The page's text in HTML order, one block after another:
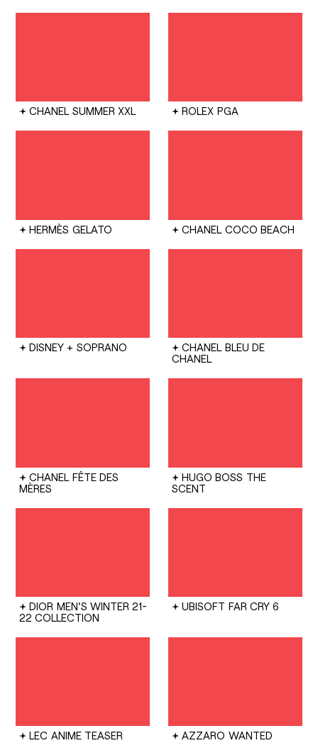
CHANEL SUMMER XXL ROLEX PGA
HERMÈS GELATO CHANEL COCO BEACH
DISNEY + SOPRANO CHANEL BLEU DE
CHANEL
CHANEL FÊTE DES
MÈRES
HUGO BOSS THE
SCENT
DIOR MEN'S WINTER 21-
22 COLLECTION
UBISOFT FAR CRY 6
LEC ANIME TEASER AZZARO WANTED